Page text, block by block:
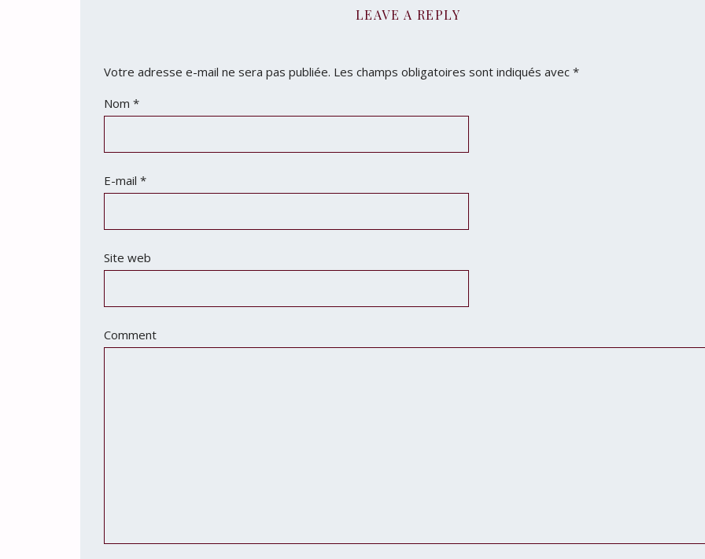
LEAVE A REPLY
Votre adresse e-mail ne sera pas publiée. Les champs obligatoires sont indiqués avec *
Nom *
E-mail *
Site web
Comment